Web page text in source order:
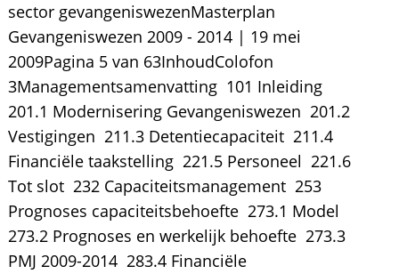
sector gevangeniswezenMasterplan
Gevangeniswezen 2009 - 2014 | 19 mei
2009Pagina 5 van 63InhoudColofon 
3Managementsamenvatting  101 Inleiding 
201.1 Modernisering Gevangeniswezen  201.2
Vestigingen  211.3 Detentiecapaciteit  211.4
Financiële taakstelling  221.5 Personeel  221.6
Tot slot  232 Capaciteitsmanagement  253
Prognoses capaciteitsbehoefte  273.1 Model 
273.2 Prognoses en werkelijk behoefte  273.3
PMJ 2009-2014  283.4 Financiële